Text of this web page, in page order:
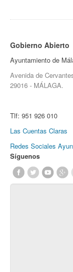
Gobierno Abierto
Ayuntamiento de
Avenida de
29016 - MÁLAGA.
Tlf: 951 926 010
Las Cuentas Claras
Redes Sociales
Síguenos